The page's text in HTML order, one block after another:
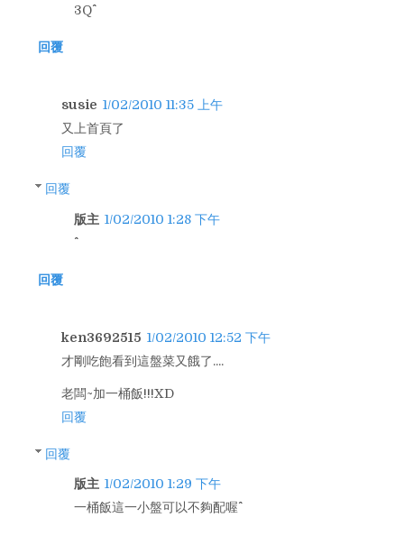
3Q^^
回覆
susie 1/02/2010 11:35 上午
又上首頁了
回覆
回覆
版主 1/02/2010 1:28 下午
回覆
ken3692515 1/02/2010 12:52 下午
才剛吃飽看到這盤菜又餓了....
老闆~加一桶飯!!!XD
回覆
回覆
版主 1/02/2010 1:29 下午
一桶飯這一小盤可以不夠配喔^^